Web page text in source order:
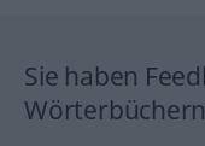
Sie haben